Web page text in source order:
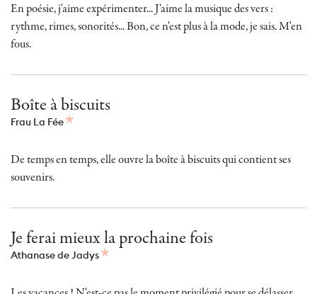
En poésie, j'aime expérimenter... J'aime la musique des vers :
rythme, rimes, sonorités... Bon, ce n'est plus à la mode, je sais. M'en
fous.
Boîte à biscuits
Frau La Fée
De temps en temps, elle ouvre la boîte à biscuits qui contient ses
souvenirs.
Je ferai mieux la prochaine fois
Athanase de Jadys